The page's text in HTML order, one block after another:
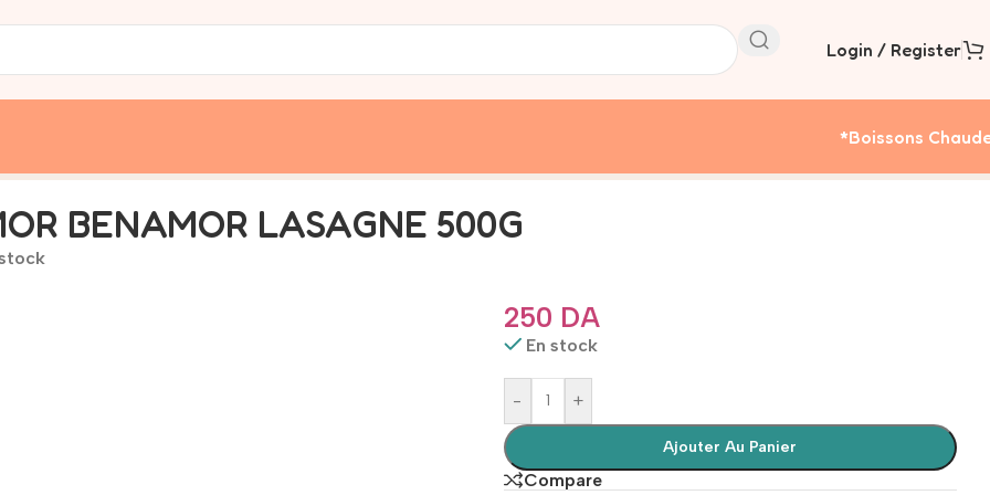
Login / Register
*boissons
BENAMOR LASAGNE 500G
250 DA
En stock
- +
Ajouter Au Panier
Compare